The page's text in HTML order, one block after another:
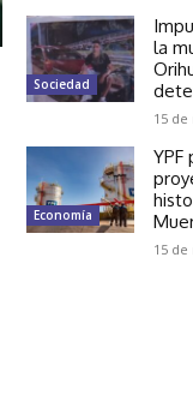
Sociedad
la
15 de
Economía
YPF
15 de